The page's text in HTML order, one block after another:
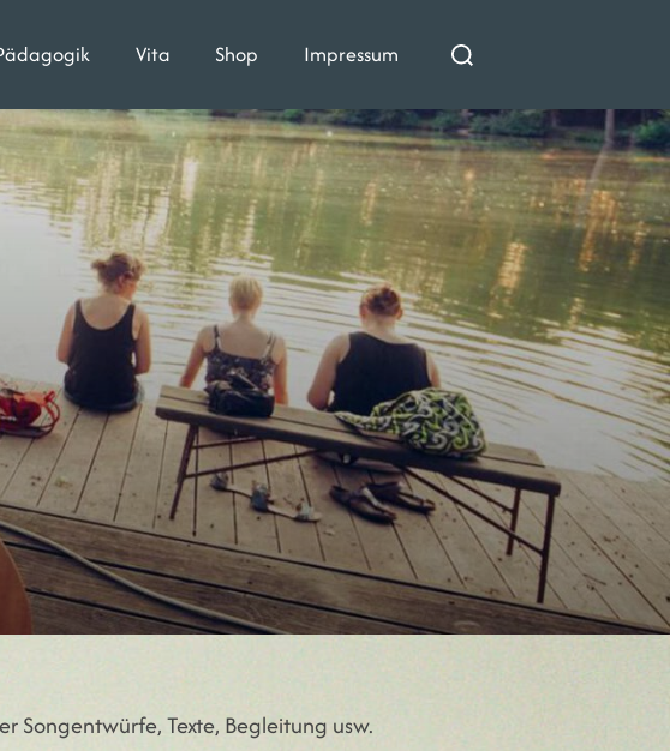
Vita Shop Impressum
Suchen
nach:
Songentwürfe, Texte, Begleitung usw.